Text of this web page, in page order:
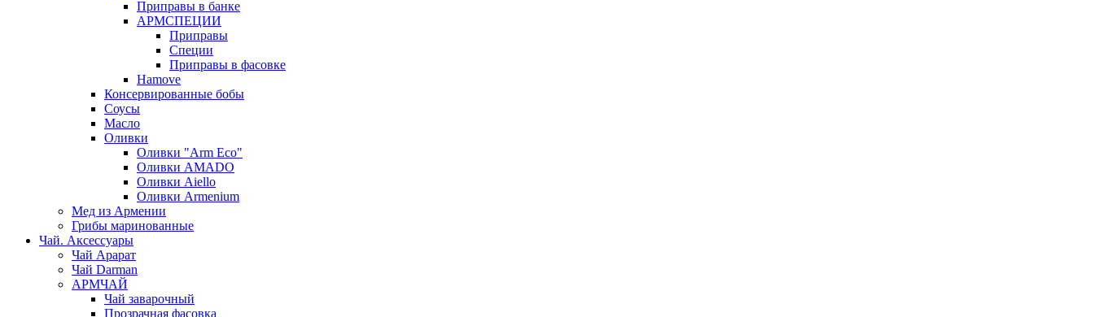
Приправы в банке
АРМСПЕЦИИ
Приправы
Специи
Приправы в фасовке
Hamove
Консервированные бобы
Соусы
Масло
Оливки
Оливки "Arm Eco"
Оливки AMADO
Оливки Aiello
Оливки Armenium
Мед из Армении
Грибы маринованные
Чай. Аксессуары
Чай Арарат
Чай Darman
АРМЧАЙ
Чай заварочный
Прозрачная фасовка